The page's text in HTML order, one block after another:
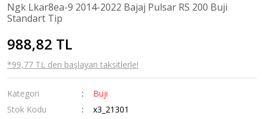
Ngk Lkar8ea-9 2014-2022 Bajaj Pulsar RS 200 Buji
Standart Tip
988,82 TL
*99,77 TL den başlayan taksitlerle!
Kategori
Buji
Stok Kodu
x3_21301